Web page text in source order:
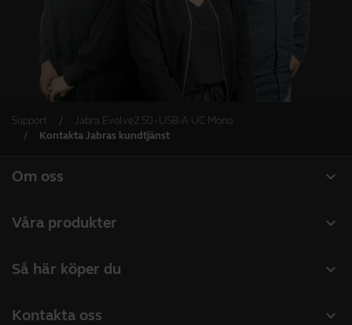
Support
Jabra Evolve2 50 - USB-A UC Mono
Kontakta Jabras kundtjänst
expand_more
Om oss
Hållbarhet
expand_more
Våra produkter
Konferenskameror
expand_more
Så här köper du
expand_more
Kontakta oss